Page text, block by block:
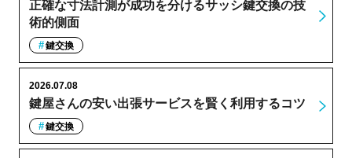
正確な寸法計測が成功を分けるサッシ鍵交換の技
術的側面
鍵交換
鍵屋さんの安い出張サービスを賢く利用するコツ
2026.07.08
鍵交換